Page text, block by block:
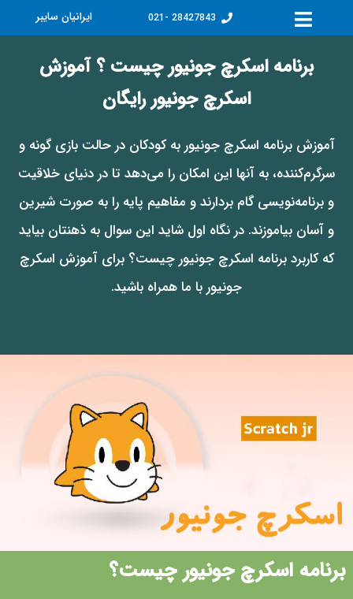
28427843 -021 ایرانیان سایبر
برنامه اسکرچ جونیور چیست ؟ آموزش
اسکرچ جونیور رایگان
آموزش برنامه اسکرچ جونیور به کودکان در حالت بازی گونه و
سرگرم‌کننده، به آنها این امکان را می‌دهد تا در دنیای خلاقیت
و برنامه‌نویسی گام بردارند و مفاهیم پایه را به صورت شیرین
و آسان بیاموزند. در نگاه اول شاید این سوال به ذهنتان بیاید
که کاربرد برنامه اسکرچ جونیور چیست؟ برای آموزش اسکرچ
جونیور با ما همراه باشید.
برنامه اسکرچ جونیور چیست؟